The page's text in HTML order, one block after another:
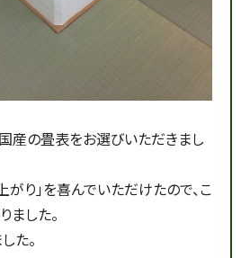
産の畳表をお選びいただきまし
がり」を喜んでいただけたので、こ
ました。
た。